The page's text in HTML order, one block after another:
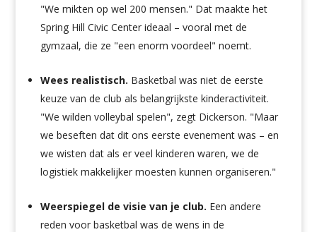
"We mikten op wel 200 mensen." Dat maakte het
Spring Hill Civic Center ideaal – vooral met de
gymzaal, die ze "een enorm voordeel" noemt.
Wees realistisch. Basketbal was niet de eerste
keuze van de club als belangrijkste kinderactiviteit.
"We wilden volleybal spelen", zegt Dickerson. "Maar
we beseften dat dit ons eerste evenement was – en
we wisten dat als er veel kinderen waren, we de
logistiek makkelijker moesten kunnen organiseren."
Weerspiegel de visie van je club. Een andere
reden voor basketbal was de wens in de